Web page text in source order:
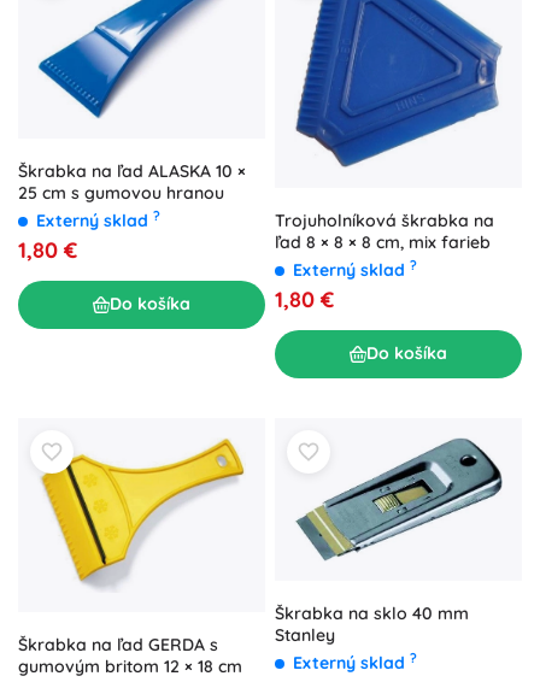
Škrabka na ľad ALASKA 10 ×
25 cm s gumovou hranou
Externý sklad ?
1,80 €
Do košíka
Trojuholníková škrabka na
ľad 8 × 8 × 8 cm, mix farieb
Externý sklad ?
1,80 €
Do košíka
Škrabka na ľad GERDA s
gumovým britom 12 × 18 cm
Škrabka na sklo 40 mm
Stanley
Externý sklad ?